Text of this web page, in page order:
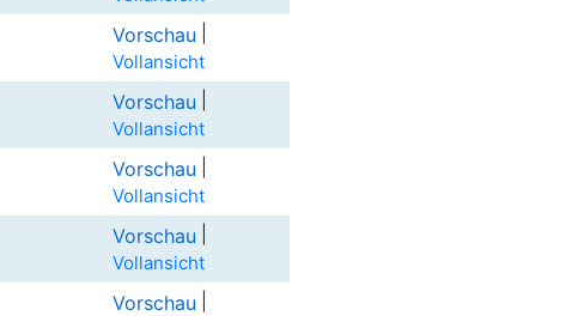
Vorschau
Vollansicht
Vorschau
Vollansicht
Vorschau
Vollansicht
Vorschau
Vollansicht
Vorschau